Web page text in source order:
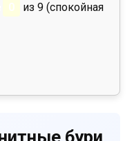
0
из 9 (спокойная
бури